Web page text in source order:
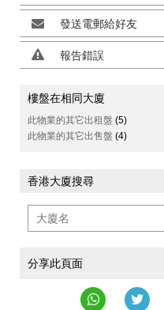
發送電郵給好友
報告錯誤
樓盤在相同大廈
此物業的其它出租盤 (5)
此物業的其它出售盤 (4)
香港大廈搜尋
分享此頁面